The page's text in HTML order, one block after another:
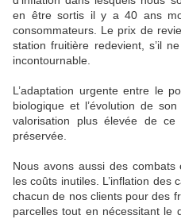
en être sortis il y a 40 ans
consommateurs. Le prix de
station fruitière redevient, s’il
incontournable.
L’adaptation urgente entre le
biologique et l’évolution de
valorisation plus élevée de
préservée.
Nous avons aussi des
les coûts inutiles. L’inflation des
chacun de nos clients pour des
parcelles tout en nécessitant le